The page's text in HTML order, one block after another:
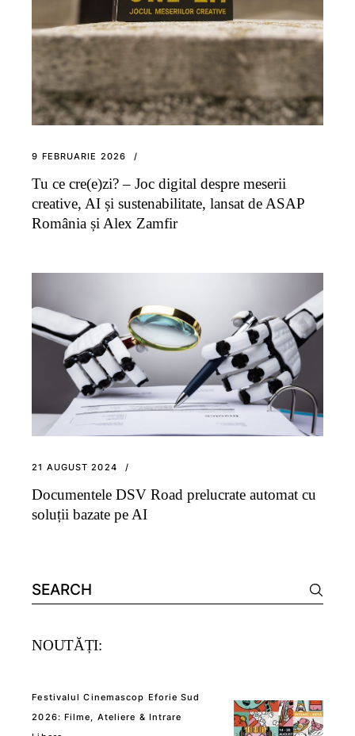
9 FEBRUARIE 2026
Tu ce cre(e)zi? – Joc digital despre meserii
creative, AI și sustenabilitate, lansat de ASAP
România și Alex Zamfir
21 AUGUST 2024
Documentele DSV Road prelucrate automat cu
soluții bazate pe AI
Search
for:
NOUTĂȚI:
Festivalul Cinemascop Eforie Sud
2026: Filme, Ateliere & Intrare